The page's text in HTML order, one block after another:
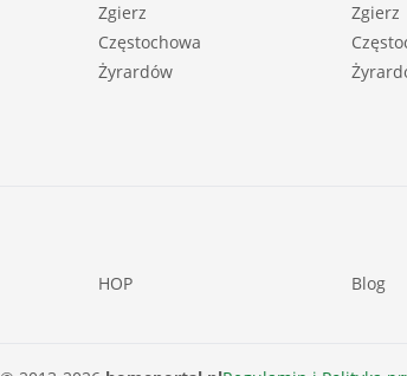
Zgierz
Częstochowa
Żyrardów
Zgierz
HOP Blog